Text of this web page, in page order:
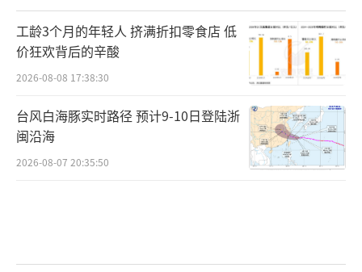
工龄3个月的年轻人 挤满折扣零食店 低
价狂欢背后的辛酸
2026-08-08 17:38:30
台风白海豚实时路径 预计9-10日登陆浙
闽沿海
2026-08-07 20:35:50